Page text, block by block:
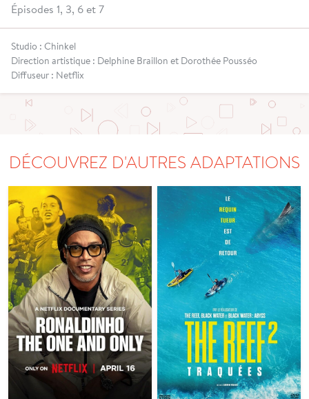
Épisodes 1, 3, 6 et 7
Studio : Chinkel
Direction artistique : Delphine Braillon et Dorothée Pousséo
Diffuseur : Netflix
DÉCOUVREZ D'AUTRES ADAPTATIONS